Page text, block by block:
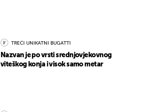
TREĆI UNIKATNI BUGATTI
Nazvan je po vrsti srednjovjekovnog
viteškog konja i visok samo metar